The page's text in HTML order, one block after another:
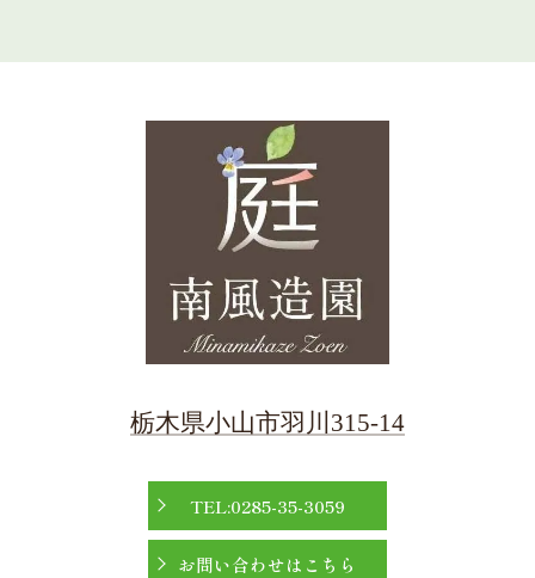
栃木県小山市羽川315-14
TEL:0285-35-3059
お問い合わせはこちら